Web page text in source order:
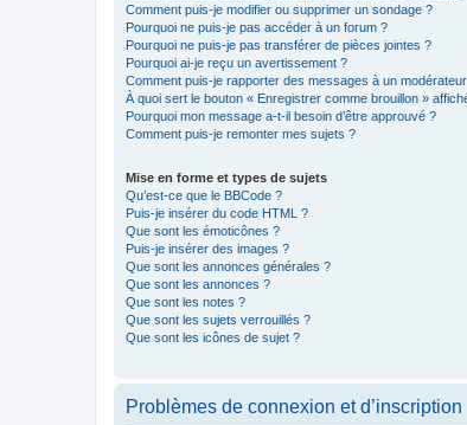
Comment puis-je modifier ou supprimer un sondage ?
Pourquoi ne puis-je pas accéder à un forum ?
Pourquoi ne puis-je pas transférer de pièces jointes ?
Pourquoi ai-je reçu un avertissement ?
Comment puis-je rapporter des messages à un
À quoi sert le bouton « Enregistrer comme brouillon »
Pourquoi mon message a-t-il besoin d’être approuvé ?
Comment puis-je remonter mes sujets ?
Mise en forme et types de sujets
Qu’est-ce que le BBCode ?
Puis-je insérer du code HTML ?
Que sont les émoticônes ?
Puis-je insérer des images ?
Que sont les annonces générales ?
Que sont les annonces ?
Que sont les notes ?
Que sont les sujets verrouillés ?
Que sont les icônes de sujet ?
Problèmes de connexion et d’inscription